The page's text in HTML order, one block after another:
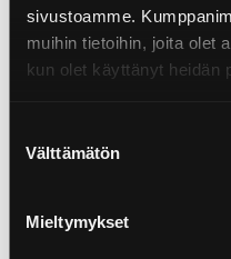
sivustoamme.
muihin tietoihin, joita olet
kun olet käyttänyt heidän
valinta
Välttämätön
Mieltymykset
Henkilötietojen
erilaisia
tahoja, kuten
taloushallinnon
edellyttämistä